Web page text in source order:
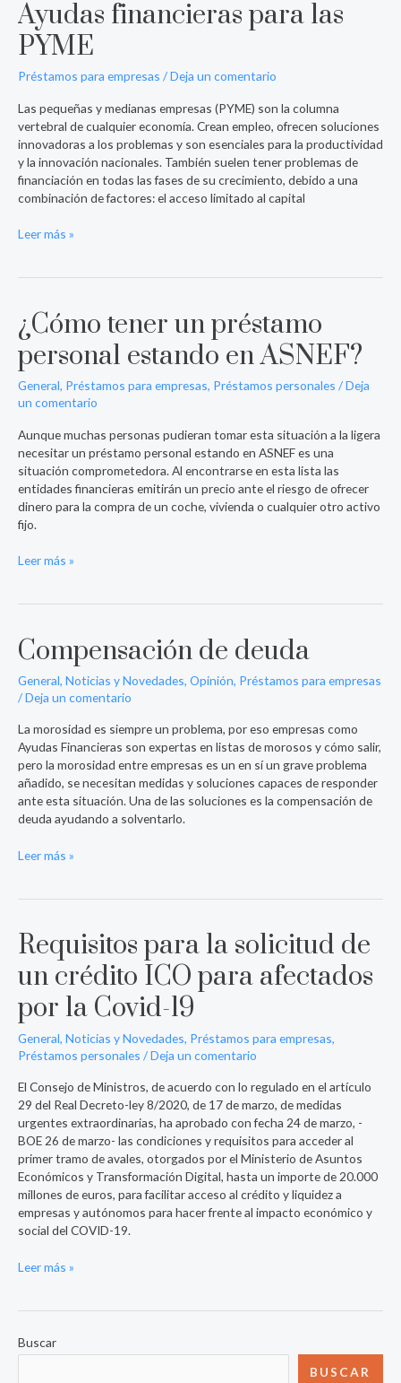
Ayudas financieras para las
PYME
Préstamos para empresas /Deja un comentario
Las pequeñas y medianas empresas (PYME) son la columna
vertebral de cualquier economía. Crean empleo, ofrecen soluciones
innovadoras a los problemas y son esenciales para la productividad
y la innovación nacionales. También suelen tener problemas de
financiación en todas las fases de su crecimiento, debido a una
combinación de factores: el acceso limitado al capital
Leer más »
¿Cómo tener un préstamo
personal estando en ASNEF?
General, Préstamos para empresas, Préstamos personales /Deja
un comentario
Aunque muchas personas pudieran tomar esta situación a la ligera
necesitar un préstamo personal estando en ASNEF es una
situación comprometedora. Al encontrarse en esta lista las
entidades financieras emitirán un precio ante el riesgo de ofrecer
dinero para la compra de un coche, vivienda o cualquier otro activo
fijo.
¿Cómo
tener
un
préstamo
personal
estando
ASNEF?
Leer más »
Compensación de deuda
General, Noticias y Novedades, Opinión, Préstamos para empresas
/Deja un comentario
La morosidad es siempre un problema, por eso empresas como
Ayudas Financieras son expertas en listas de morosos y cómo salir,
pero la morosidad entre empresas es un en sí un grave problema
añadido, se necesitan medidas y soluciones capaces de responder
ante esta situación. Una de las soluciones es la compensación de
deuda ayudando a solventarlo.
Compensación
de
deuda
Leer más »
Requisitos para la solicitud de
un crédito ICO para afectados
por la Covid-19
General, Noticias y Novedades, Préstamos para empresas,
Préstamos personales /Deja un comentario
El Consejo de Ministros, de acuerdo con lo regulado en el artículo
29 del Real Decreto-ley 8/2020, de 17 de marzo, de medidas
urgentes extraordinarias, ha aprobado con fecha 24 de marzo, -
BOE 26 de marzo- las condiciones y requisitos para acceder al
primer tramo de avales, otorgados por el Ministerio de Asuntos
Económicos y Transformación Digital, hasta un importe de 20.000
millones de euros, para facilitar acceso al crédito y liquidez a
empresas y autónomos para hacer frente al impacto económico y
social del COVID-19.
Requisitos
para
la
de
un
crédito
ICO
para
afectados
por
la
Covid-
19
Leer más »
Buscar
BUSCAR